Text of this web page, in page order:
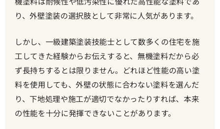
り、外壁塗装の選択肢として非常に人気があります。
しかし、一級建築塗装技能士として数多くの住宅を施
工してきた経験からお伝えすると、無機塗料だから必
ず長持ちするとは限りません。どれほど性能の高い塗
料を使用しても、外壁の状態に合わない塗料を選んだ
り、下地処理や施工が適切でなかったりすれば、本来
の性能を十分に発揮できないことがあります。